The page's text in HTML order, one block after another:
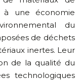
à une économie
du
de déchets
inertes. Leur
de la qualité du
technologiques